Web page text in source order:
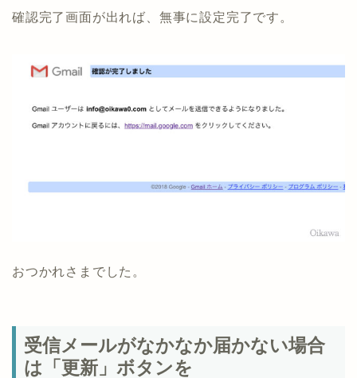
確認完了画面が出れば、無事に設定完了です。
おつかれさまでした。
受信メールがなかなか届かない場合
は「更新」ボタンを